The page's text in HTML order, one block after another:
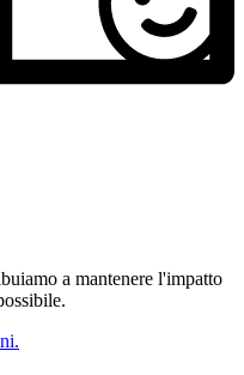
a mantenere l'impatto